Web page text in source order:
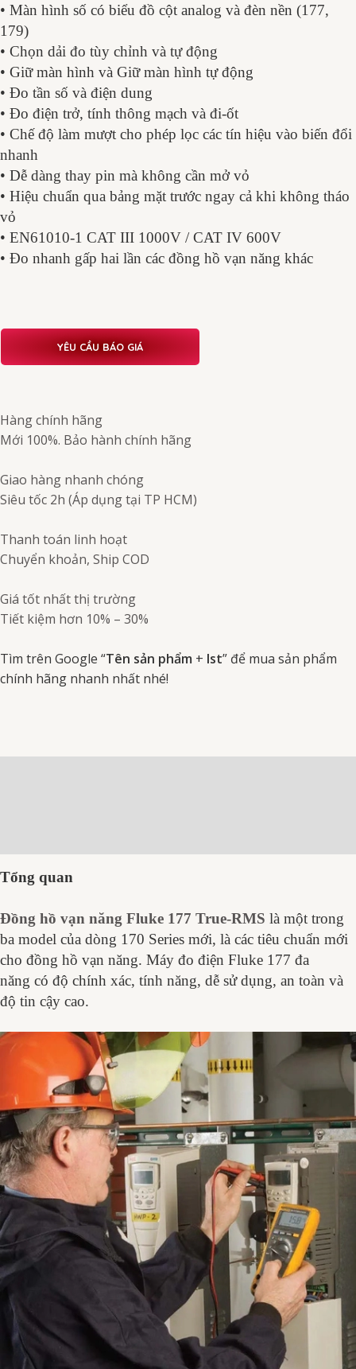
• Màn hình số có biểu đồ cột analog và đèn nền (177,
179)
• Chọn dải đo tùy chỉnh và tự động
• Giữ màn hình và Giữ màn hình tự động
• Đo tần số và điện dung
• Đo điện trở, tính thông mạch và đi-ốt
• Chế độ làm mượt cho phép lọc các tín hiệu vào biến đổi
nhanh
• Dễ dàng thay pin mà không cần mở vỏ
• Hiệu chuẩn qua bảng mặt trước ngay cả khi không tháo
vỏ
• EN61010-1 CAT III 1000V / CAT IV 600V
• Đo nhanh gấp hai lần các đồng hồ vạn năng khác
YÊU CẦU BÁO GIÁ
Hàng chính hãng
Mới 100%. Bảo hành chính hãng
Giao hàng nhanh chóng
Siêu tốc 2h (Áp dụng tại TP HCM)
Thanh toán linh hoạt
Chuyển khoản, Ship COD
Giá tốt nhất thị trường
Tiết kiệm hơn 10% – 30%
Tìm trên Google “Tên sản phẩm + Ist” để mua sản phẩm
chính hãng nhanh nhất nhé!
Tổng quan
Đồng hồ vạn năng Fluke 177 True-RMS là một trong
ba model của dòng 170 Series mới, là các tiêu chuẩn mới
cho đồng hồ vạn năng. Máy đo điện Fluke 177 đa
năng có độ chính xác, tính năng, dễ sử dụng, an toàn và
độ tin cậy cao.